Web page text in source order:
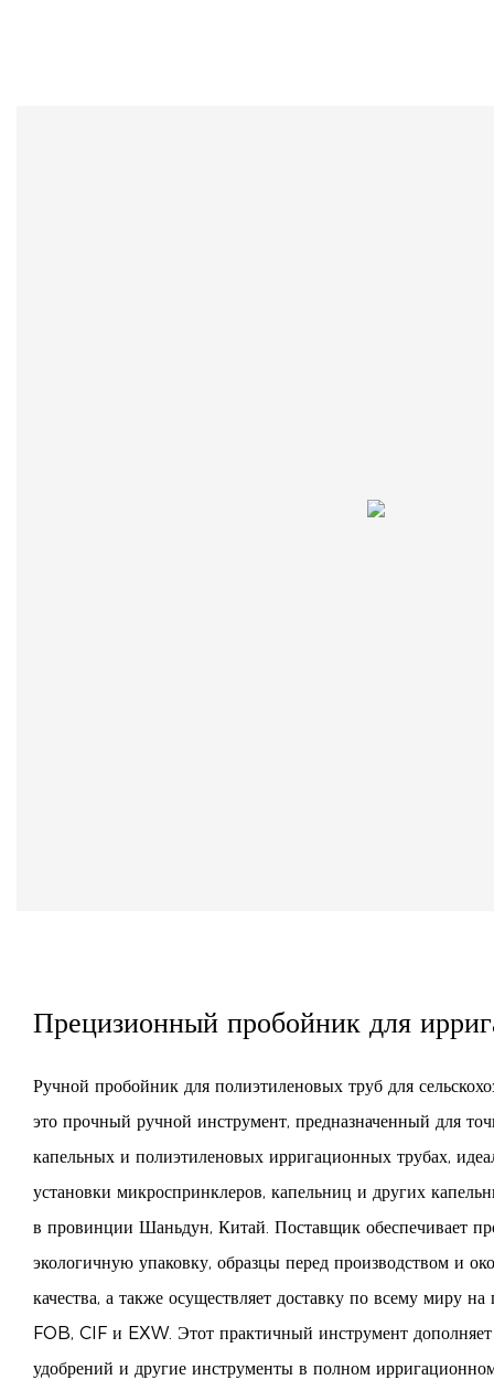
Прецизионный пробойник для
Ручной пробойник для полиэтиленовых труб для
это прочный ручной инструмент, предназначенный для
капельных и полиэтиленовых ирригационных трубах,
установки микроспринклеров, капельниц и других
в провинции Шаньдун, Китай. Поставщик обеспечивает
экологичную упаковку, образцы перед производством и
качества, а также осуществляет доставку по всему миру
FOB, CIF и EXW. Этот практичный инструмент
удобрений и другие инструменты в полном